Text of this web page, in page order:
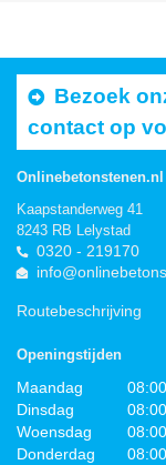
Bezoek
contact op
Onlinebetonstenen.nl
Kaapstanderweg 41
8243 RB Lelystad
0320 - 219170
Routebeschrijving
Openingstijden
Maandag
Dinsdag
Woensdag
Donderdag